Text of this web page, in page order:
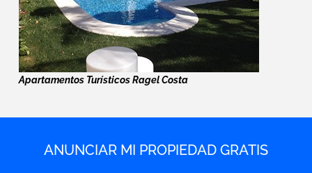
Apartamentos Turísticos Ragel Costa
ANUNCIAR MI PROPIEDAD GRATIS